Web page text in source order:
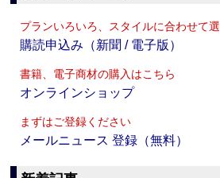
プランいろいろ、スタイルに合わせて
購読申込み（新聞 / 電子版）
書籍、電子商材の購入はこちら
オンラインショップ
まずはご登録ください
メールニュース 登録（無料）